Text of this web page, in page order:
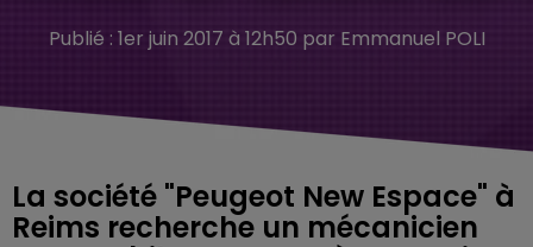
Publié : 1er juin 2017 à 12h50 par Emmanuel POLI
La société "Peugeot New Espace" à
Reims recherche un mécanicien